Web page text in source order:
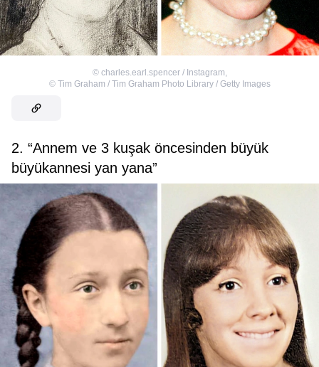
© charles.earl.spencer / Instagram,
© Tim Graham / Tim Graham Photo Library / Getty Images
2. “Annem ve 3 kuşak öncesinden büyük
büyükannesi yan yana”